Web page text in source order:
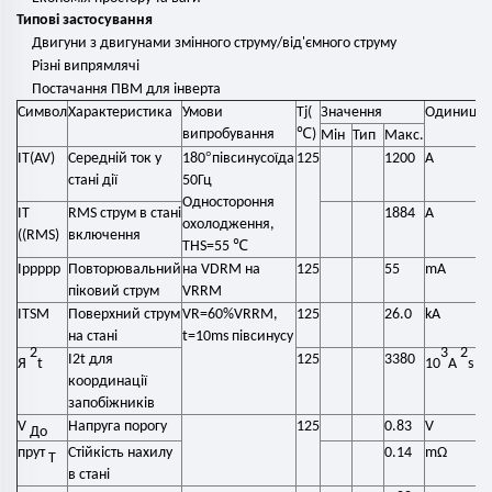
Типові застосування
Двигуни з двигунами змінного струму/від'ємного струму
Різні випрямлячі
Постачання ПВМ для інверта
СимволХарактеристика
Умови
випробування
Tj(
℃)
Значення
Одиниця
Мін Тип Макс.
IT(AV)
Середній ток у
стані дії
180°півсинусоїда
50Гц
Одностороння
охолодження,
THS=55 ℃
125 1200 А
IT
((RMS)
RMS струм в стані
включення
1884 А
Іррррр Повторювальний
піковий струм
на VDRM на
VRRM
125 55 mA
ITSM
Поверхний струм
на стані
VR=60%VRRM,
t=10ms півсинусу
125 26.0 kA
Я
2
t
I2t для
координації
запобіжників
125 3380 10
3
А
2
s
V До Напруга порогу 125 0.83
V
прутT
Стійкість нахилу
в стані
0.14 mΩ